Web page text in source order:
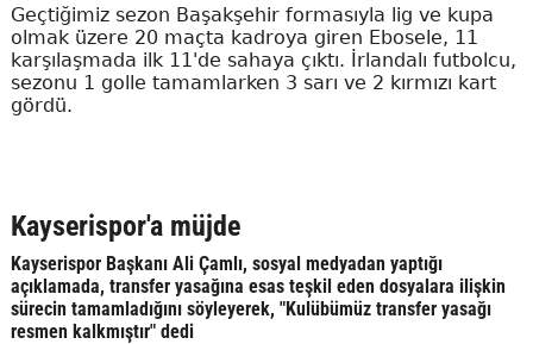
Geçtiğimiz sezon Başakşehir formasıyla lig ve kupa
olmak üzere 20 maçta kadroya giren Ebosele, 11
karşılaşmada ilk 11'de sahaya çıktı. İrlandalı futbolcu,
sezonu 1 golle tamamlarken 3 sarı ve 2 kırmızı kart
gördü.
Kayserispor'a müjde
Kayserispor Başkanı Ali Çamlı, sosyal medyadan yaptığı
açıklamada, transfer yasağına esas teşkil eden dosyalara ilişkin
sürecin tamamladığını söyleyerek, "Kulübümüz transfer yasağı
resmen kalkmıştır" dedi